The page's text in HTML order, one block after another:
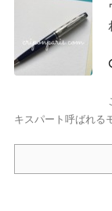
キスパート呼ばれる